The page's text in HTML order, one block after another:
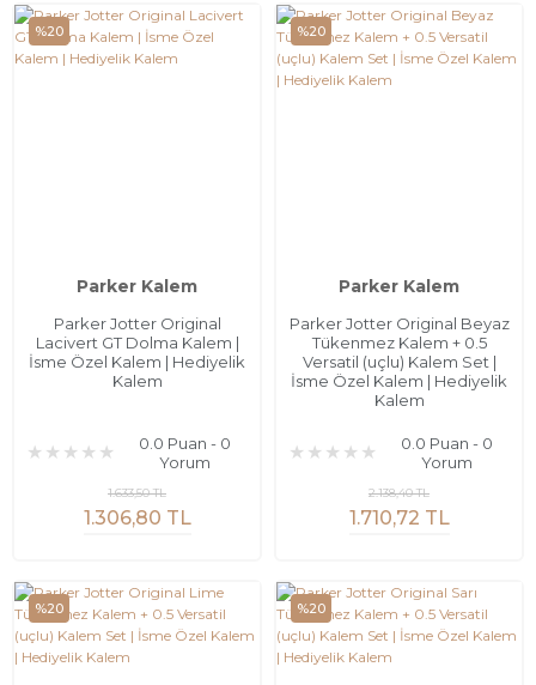
%20
Parker Kalem
Parker Jotter Original
Lacivert GT Dolma Kalem |
İsme Özel Kalem | Hediyelik
Kalem
0.0 Puan - 0
Yorum
1.306,80 TL
1.633,50 TL
%20
Parker Kalem
Parker Jotter Original Beyaz
Tükenmez Kalem + 0.5
Versatil (uçlu) Kalem Set |
İsme Özel Kalem | Hediyelik
Kalem
0.0 Puan - 0
Yorum
1.710,72 TL
2.138,40 TL
%20 %20